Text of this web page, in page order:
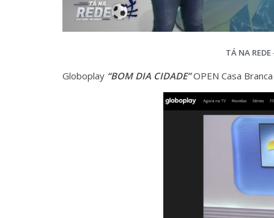
TÁ NA REDE
Globoplay “BOM DIA CIDADE”OPEN Casa